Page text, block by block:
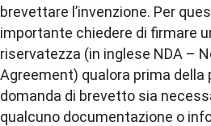
brevettare l’invenzione. Per
importante chiedere di firmare
riservatezza (in inglese NDA –
Agreement) qualora prima della
domanda di brevetto sia
qualcuno documentazione o